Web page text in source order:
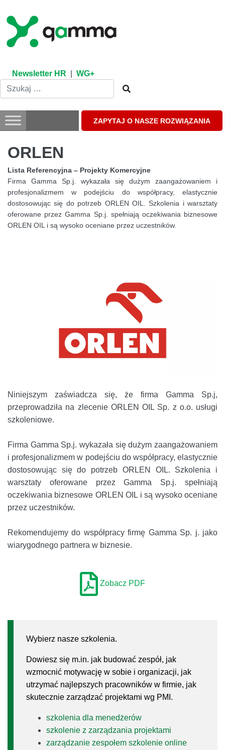
content
Newsletter HR WG+
ZAPYTAJ O NASZE ROZWIĄZANIA
ORLEN
Lista Referencyjna – Projekty Komercyjne
Firma Gamma Sp.j. wykazała się dużym zaangażowaniem i
profesjonalizmem w podejściu do współpracy, elastycznie
dostosowując się do potrzeb ORLEN OIL. Szkolenia i warsztaty
oferowane przez Gamma Sp.j. spełniają oczekiwania biznesowe
ORLEN OIL i są wysoko oceniane przez uczestników.
Niniejszym zaświadcza się, że firma Gamma Sp.j,
przeprowadziła na zlecenie ORLEN OIL Sp. z o.o. usługi
szkoleniowe.
Firma Gamma Sp.j. wykazała się dużym zaangażowaniem
i profesjonalizmem w podejściu do współpracy, elastycznie
dostosowując się do potrzeb ORLEN OIL. Szkolenia i
warsztaty oferowane przez Gamma Sp.j. spełniają
oczekiwania biznesowe ORLEN OIL i są wysoko oceniane
przez uczestników.
Rekomendujemy do współpracy firmę Gamma Sp. j. jako
wiarygodnego partnera w biznesie.
Zobacz PDF
Wybierz nasze szkolenia.
Dowiesz się m.in. jak budować zespół, jak
wzmocnić motywację w sobie i organizacji, jak
utrzymać najlepszych pracowników w firmie, jak
skutecznie zarządzać projektami wg PMI.
szkolenia dla menedżerów
szkolenie z zarządzania projektami
zarządzanie zespołem szkolenie online